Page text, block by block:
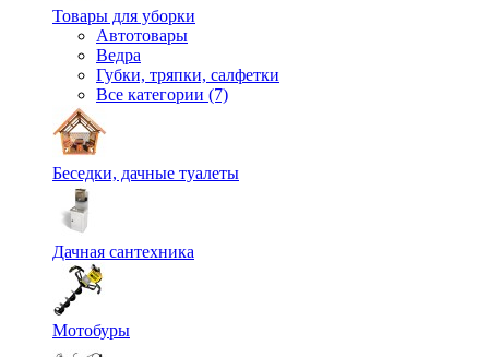
Товары для уборки
Автотовары
Ведра
Губки, тряпки, салфетки
Все категории (7)
Беседки, дачные туалеты
Дачная сантехника
Мотобуры